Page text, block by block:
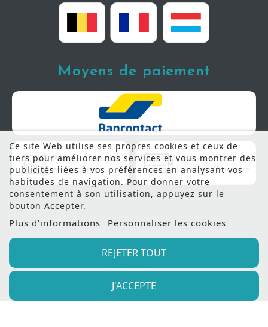
Ce site Web utilise ses propres cookies et ceux de
tiers pour améliorer nos services et vous montrer des
publicités liées à vos préférences en analysant vos
habitudes de navigation. Pour donner votre
consentement à son utilisation, appuyez sur le
bouton Accepter.
Plus d'informations Personnaliser les cookies
REJETER TOUT
J'ACCEPTE
Moyens de paiement
© 2022 - Meubles Manil | Création de site internet
Produweb™